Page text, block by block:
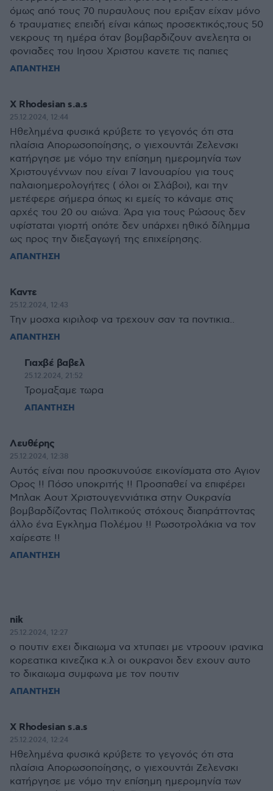
όμως από τους 70 πυραυλους που εριξαν είχαν μόνο
6 τραυματιες επειδή είναι κάπως προσεκτικός,τους 50
νεκρους τη ημέρα όταν βομβαρδιζουν ανελεητα οι
φονιαδες του Ιησου Χριστου κανετε τις παπιες
ΑΠΑΝΤΗΣΗ
X Rhodesian s.a.s
25.12.2024, 12:44
Ηθελημένα φυσικά κρύβετε το γεγονός ότι στα
πλαίσια Απορωσοποίησης, ο γιεχουντάι Ζελενσκι
κατήργησε με νόμο την επίσημη ημερομηνία των
Χριστουγέννων που είναι 7 Ιανουαρίου για τους
παλαιοημερολογήτες ( όλοι οι Σλάβοι), και την
μετέφερε σήμερα όπως κι εμείς το κάναμε στις
αρχές του 20 ου αιώνα. Άρα για τους Ρώσους δεν
υφίσταται γιορτή οπότε δεν υπάρχει ηθικό δίλημμα
ως προς την διεξαγωγή της επιχείρησης.
ΑΠΑΝΤΗΣΗ
Καντε
25.12.2024, 12:43
Την μοσχα κιριλοφ να τρεχουν σαν τα ποντικια..
ΑΠΑΝΤΗΣΗ
Γιαχβέ βαβελ
25.12.2024, 21:52
Τρομαξαμε τωρα
ΑΠΑΝΤΗΣΗ
Λευθέρης
25.12.2024, 12:38
Αυτός είναι που προσκυνούσε εικονίσματα στο Αγιον
Ορος !! Πόσο υποκριτής !! Προσπαθεί να επιφέρει
Μπλακ Αουτ Χριστουγεννιάτικα στην Ουκρανία
βομβαρδίζοντας Πολιτικούς στόχους διαπράττοντας
άλλο ένα Εγκλημα Πολέμου !! Ρωσοτρολάκια να τον
χαίρεστε !!
ΑΠΑΝΤΗΣΗ
nik
25.12.2024, 12:27
ο πουτιν εχει δικαιωμα να χτυπαει με ντροουν ιρανικα
κορεατικα κινεζικα κ.λ οι ουκρανοι δεν εχουν αυτο
το δικαιωμα συμφωνα με τον πουτιν
ΑΠΑΝΤΗΣΗ
X Rhodesian s.a.s
25.12.2024, 12:24
Ηθελημένα φυσικά κρύβετε το γεγονός ότι στα
πλαίσια Απορωσοποίησης, ο γιεχουντάι Ζελενσκι
κατήργησε με νόμο την επίσημη ημερομηνία των